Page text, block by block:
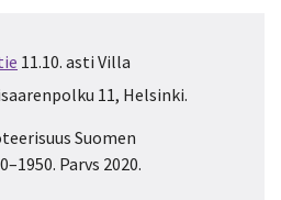
11.10. asti Villa
11, Helsinki.
Suomen
Parvs 2020.